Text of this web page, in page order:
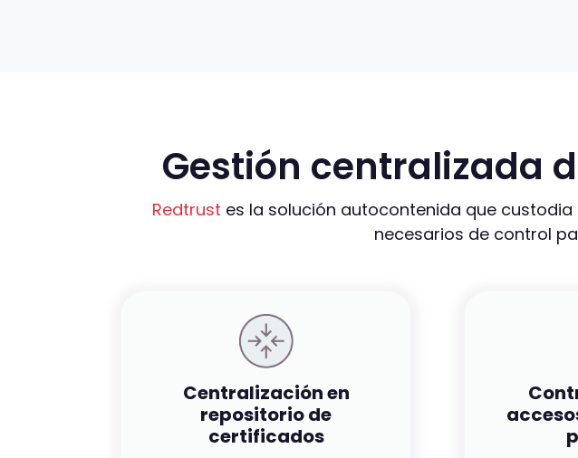
Gestión centralizada
Redtrust es la solución autocontenida que
necesarios de control
Centralización en
repositorio de
certificados